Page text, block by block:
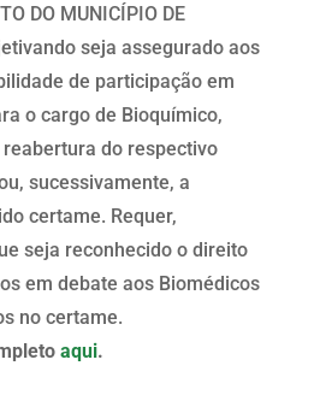
DO MUNICÍPIO DE
seja assegurado aos
de participação em
o cargo de Bioquímico,
do respectivo
sucessivamente, a
certame. Requer,
seja reconhecido o direito
em debate aos Biomédicos
no certame.
aqui.